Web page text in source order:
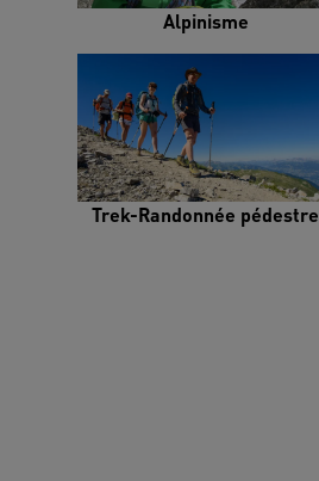
Alpinisme
Trek-Randonnée pédestre